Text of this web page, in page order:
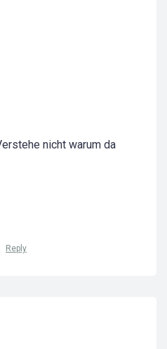
nicht warum da
Reply